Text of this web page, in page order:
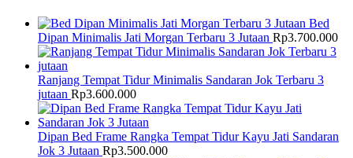
Bed
Dipan Minimalis Jati Morgan Terbaru 3 Jutaan Rp3.700.000
Ranjang Tempat Tidur Minimalis Sandaran Jok Terbaru 3
jutaan Rp3.600.000
Dipan Bed Frame Rangka Tempat Tidur Kayu Jati Sandaran
Jok 3 Jutaan Rp3.500.000